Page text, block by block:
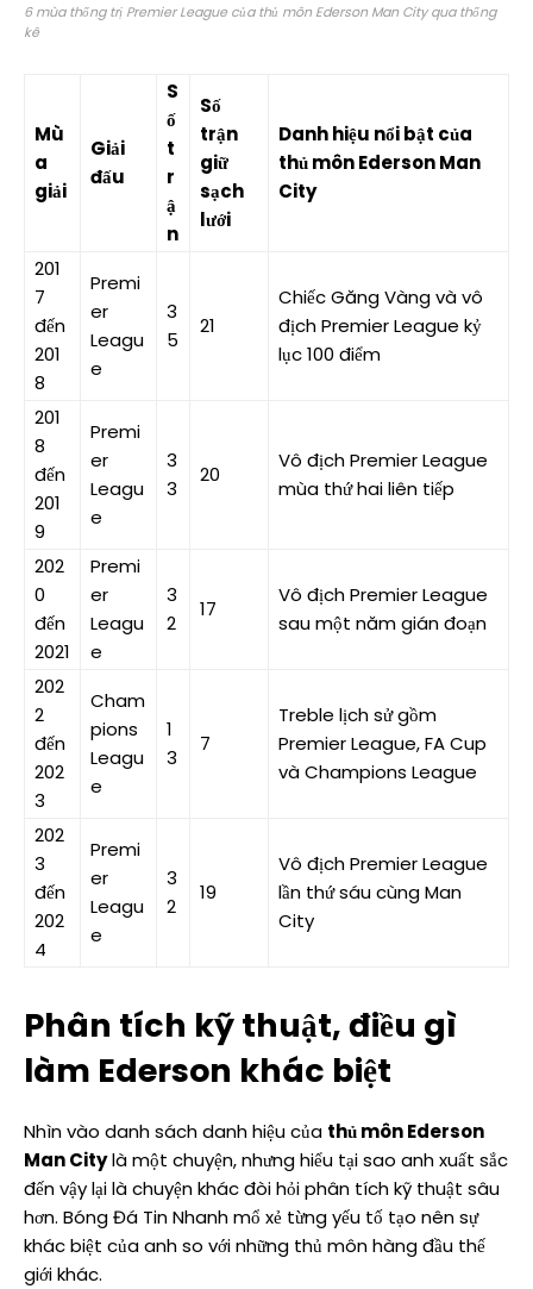
6 mùa thống trị Premier League của thủ môn Ederson Man City qua thống
kê
Mù
a
giải
Giải
đấu
S
ố
t
r
ậ
n
Số
trận
giữ
sạch
lưới
Danh hiệu nổi bật của
thủ môn Ederson Man
City
201
7
đến
201
8
Premi
er
Leagu
e
3
5
21
Chiếc Găng Vàng và vô
địch Premier League kỷ
lục 100 điểm
201
8
đến
201
9
Premi
er
Leagu
e
3
3
20
Vô địch Premier League
mùa thứ hai liên tiếp
202
0
đến
2021
Premi
er
Leagu
e
3
2
17
Vô địch Premier League
sau một năm gián đoạn
202
2
đến
202
3
Cham
pions
Leagu
e
1
3
7
Treble lịch sử gồm
Premier League, FA Cup
và Champions League
202
3
đến
202
4
Premi
er
Leagu
e
3
2
19
Vô địch Premier League
lần thứ sáu cùng Man
City
Phân tích kỹ thuật, điều gì
làm Ederson khác biệt
Nhìn vào danh sách danh hiệu của thủ môn Ederson
Man Citylà một chuyện, nhưng hiểu tại sao anh xuất sắc
đến vậy lại là chuyện khác đòi hỏi phân tích kỹ thuật sâu
hơn. Bóng Đá Tin Nhanh mổ xẻ từng yếu tố tạo nên sự
khác biệt của anh so với những thủ môn hàng đầu thế
giới khác.